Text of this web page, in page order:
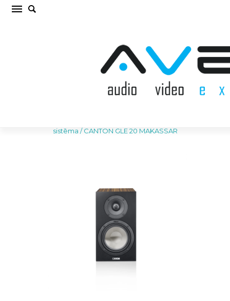
CANTON GLE 20 MAKASSAR Plaukta akustiskā
sistēma /CANTON GLE 20 MAKASSAR